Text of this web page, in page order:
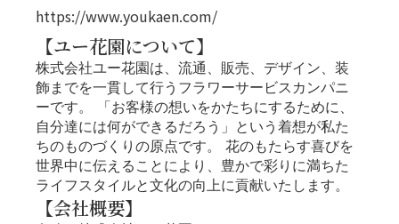
https://www.youkaen.com/
【ユー花園について】
株式会社ユー花園は、流通、販売、デザイン、装
飾までを一貫して行うフラワーサービスカンパニ
ーです。 「お客様の想いをかたちにするために、
自分達には何ができるだろう」という着想が私た
ちのものづくりの原点です。 花のもたらす喜びを
世界中に伝えることにより、豊かで彩りに満ちた
ライフスタイルと文化の向上に貢献いたします。
【会社概要】